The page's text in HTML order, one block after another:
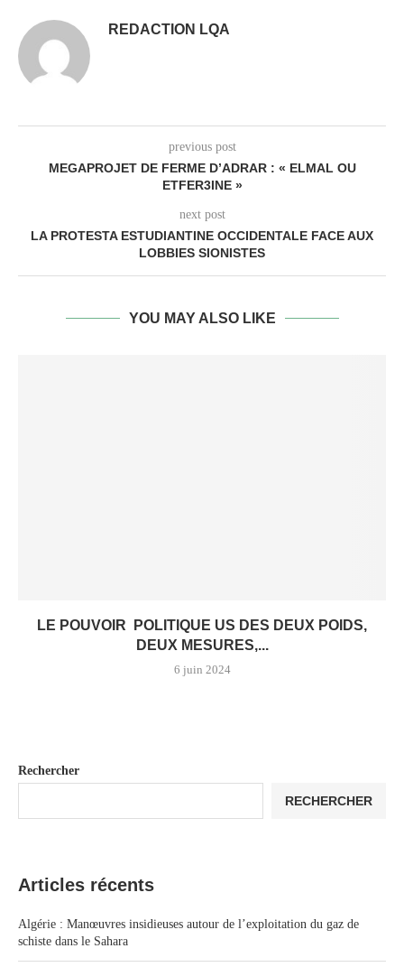
REDACTION LQA
previous post
MEGAPROJET DE FERME D’ADRAR : « ELMAL OU
ETFER3INE »
next post
LA PROTESTA ESTUDIANTINE OCCIDENTALE FACE AUX
LOBBIES SIONISTES
YOU MAY ALSO LIKE
LE POUVOIR POLITIQUE US DES DEUX POIDS,
DEUX MESURES,...
6 juin 2024
Rechercher
RECHERCHER
Articles récents
Algérie : Manœuvres insidieuses autour de l’exploitation du gaz de
schiste dans le Sahara